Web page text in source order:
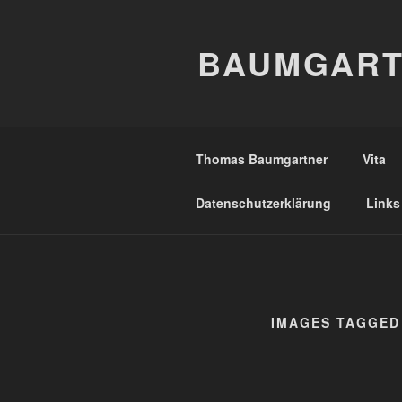
Thomas Baumgartner Vita
Datenschutzerklärung Links
IMAGES